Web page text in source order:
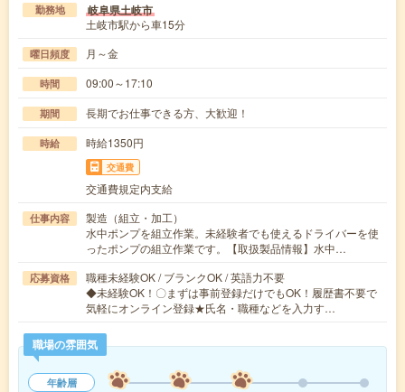
勤務地 岐阜県土岐市
土岐市駅から車15分
曜日頻度 月～金
時間 09:00～17:10
期間 長期でお仕事できる方、大歓迎！
時給 時給1350円
交通費
交通費規定内支給
仕事内容
製造（組立・加工）
水中ポンプを組立作業。未経験者でも使えるドライバーを使
ったポンプの組立作業です。【取扱製品情報】水中…
応募資格
職種未経験OK / ブランクOK / 英語力不要
◆未経験OK！〇まずは事前登録だけでもOK！履歴書不要で
気軽にオンライン登録★氏名・職種などを入力す…
職場の雰囲気
年齢層